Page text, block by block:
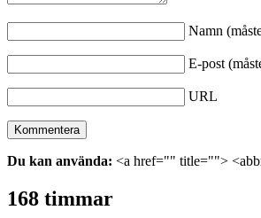
Namn
E-post
URL
Du kan använda: <a href="" title="">
168 timmar